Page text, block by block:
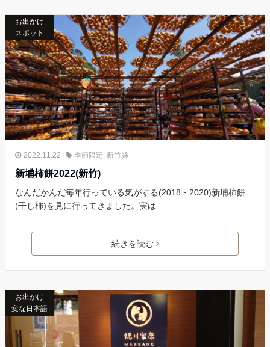
お出かけ
スポット
2022.11.22 季節限定 新竹縣
新埔柿餅2022(新竹)
なんだかんだ毎年行っている気がする(2018・2020)新埔柿餅
(干し柿)を見に行ってきました。実は
続きを読む
お出かけ
変な日本語